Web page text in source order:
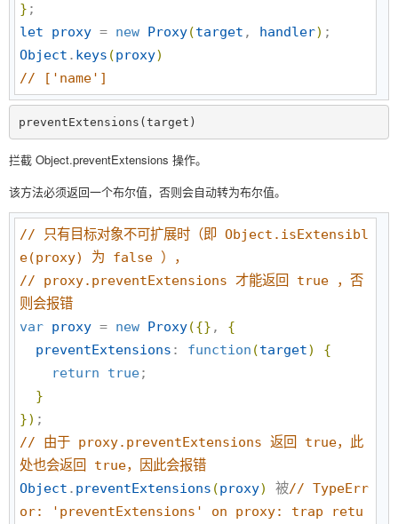
}
let
proxy = new Proxy(target , handler)
Object . keys (proxy)
// ['name']
preventExtensions(target)
拦截 Object.preventExtensions 操作。
该方法必须返回一个布尔值，否则会自动转为布尔值。
// 只有目标对象不可扩展时（即 Object.isExtensibl
e(proxy) 为 false ），
// proxy.preventExtensions 才能返回 true ，否
则会报错
var proxy = new Proxy({} , {
preventExtensions : function (target)
{
return
true;
}
})
// 由于 proxy.preventExtensions 返回 true，此
处也会返回 true，因此会报错
Object . preventExtensions (proxy) 被// TypeErr
or: 'preventExtensions' on proxy: trap retu